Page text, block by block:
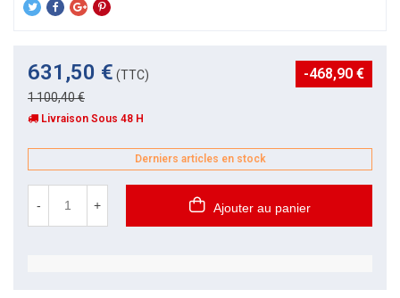
631,50 € (TTC)
1 100,40 €
-468,90 €
Livraison Sous 48 H
Derniers articles en stock
- + Ajouter au panier